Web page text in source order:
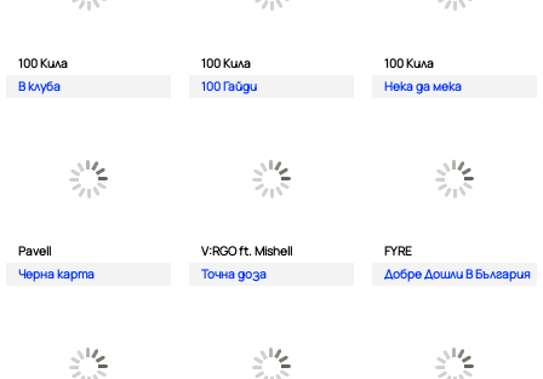
100 Кила
В клуба
100 Кила
100 Гайди
100 Кила
Нека да мека
Pavell
Черна карта
V:RGO ft. Mishell
Точна доза
FYRE
Добре Дошли В България